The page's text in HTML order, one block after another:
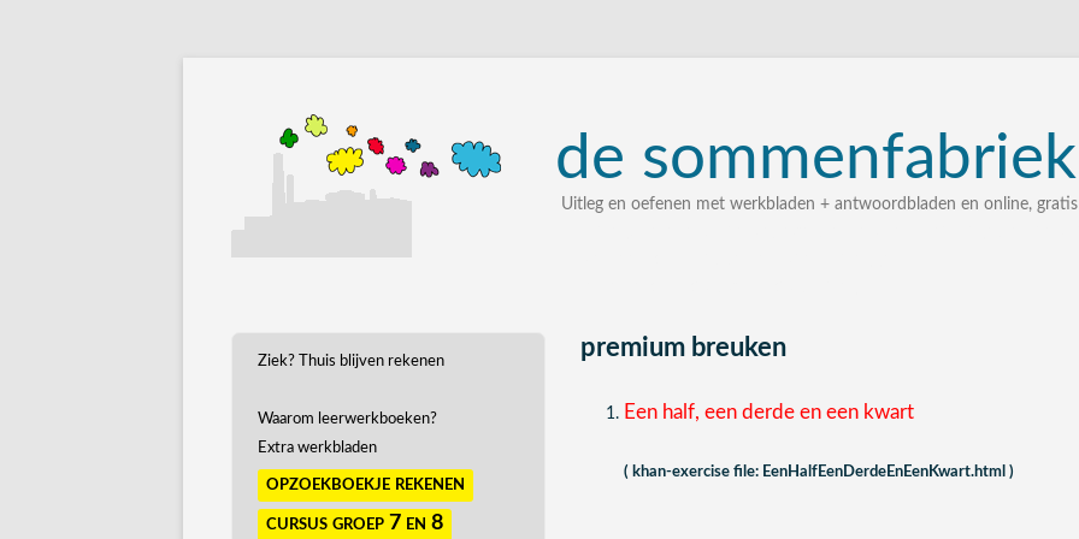
de sommenfabriek
Uitleg en oefenen met werkbladen + antwoordbladen en online, gratis
premium breuken
Een half, een derde en een kwart
( khan-exercise file: EenHalfEenDerdeEnEenKwart.html )
Ziek? Thuis blijven rekenen
Waarom leerwerkboeken?
Extra werkbladen
opzoekboekje rekenen
cursus groep 7 en 8